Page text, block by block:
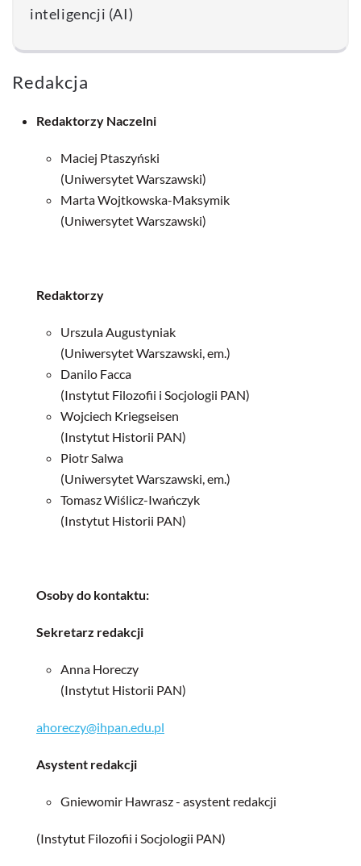
inteligencji (AI)
Redakcja
Redaktorzy Naczelni
Maciej Ptaszyński
(Uniwersytet Warszawski)
Marta Wojtkowska-Maksymik
(Uniwersytet Warszawski)
Redaktorzy
Urszula Augustyniak
(Uniwersytet Warszawski, em.)
Danilo Facca
(Instytut Filozofii i Socjologii PAN)
Wojciech Kriegseisen
(Instytut Historii PAN)
Piotr Salwa
(Uniwersytet Warszawski, em.)
Tomasz Wiślicz-Iwańczyk
(Instytut Historii PAN)
Osoby do kontaktu:
Sekretarz redakcji
Anna Horeczy
(Instytut Historii PAN)
ahoreczy@ihpan.edu.pl
Asystent redakcji
Gniewomir Hawrasz - asystent redakcji
(Instytut Filozofii i Socjologii PAN)